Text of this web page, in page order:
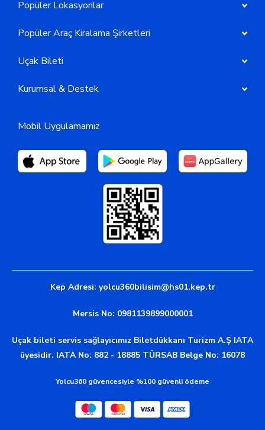
Popüler Lokasyonlar
Popüler Araç Kiralama Şirketleri
Uçak Bileti
Kurumsal & Destek
Mobil Uygulamamız
Kep Adresi: yolcu360bilisim@hs01.kep.tr
Mersis No: 0981139899000001
Uçak bileti servis sağlayıcımız Biletdükkanı Turizm A.Ş IATA
üyesidir. IATA No: 882 - 18885 TÜRSAB Belge No: 16078
Yolcu360 güvencesiyle %100 güvenli ödeme